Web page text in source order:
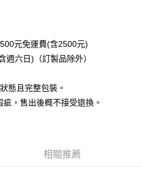
上)免運費
元免運費(含2500元)
週六日)（訂製品除外）
態且完整包裝。
，售出後概不接受退換。
相關推薦